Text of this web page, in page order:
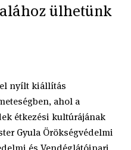
ülhetünk
nyílt kiállítás
ahol a
étkezési kultúrájának
Gyula Örökségvédelmi